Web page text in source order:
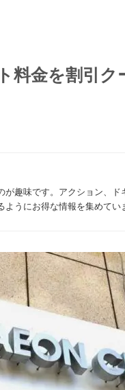
料金を割引
趣味です。アクション、
うにお得な情報を集めてい